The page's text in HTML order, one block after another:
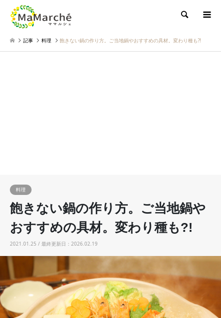
検索
記事 料理 飽きない鍋の作り方。ご当地鍋やおすすめの具材。変わり種も?!
料理
飽きない鍋の作り方。ご当地鍋や
おすすめの具材。変わり種も?!
2021.01.25 / 最終更新日：2026.02.19